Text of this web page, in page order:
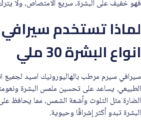
فهو خفيف على البشرة، سريع الامتصاص، ولا
لماذا تستخدم
انواع البشرة 30 ملي
الطبيعي. يساعد على تحسين ملمس البشرة
الضارة مثل التلوث وأشعة الشمس، مما يحافظ
البشرة تبدو أكثر إشراقًا وحيوية.